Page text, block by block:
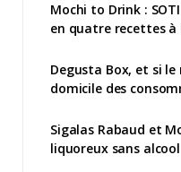
Mochi to Drink :
en quatre recettes à
Degusta Box, et si
domicile des
Sigalas Rabaud et
liquoreux sans alcool